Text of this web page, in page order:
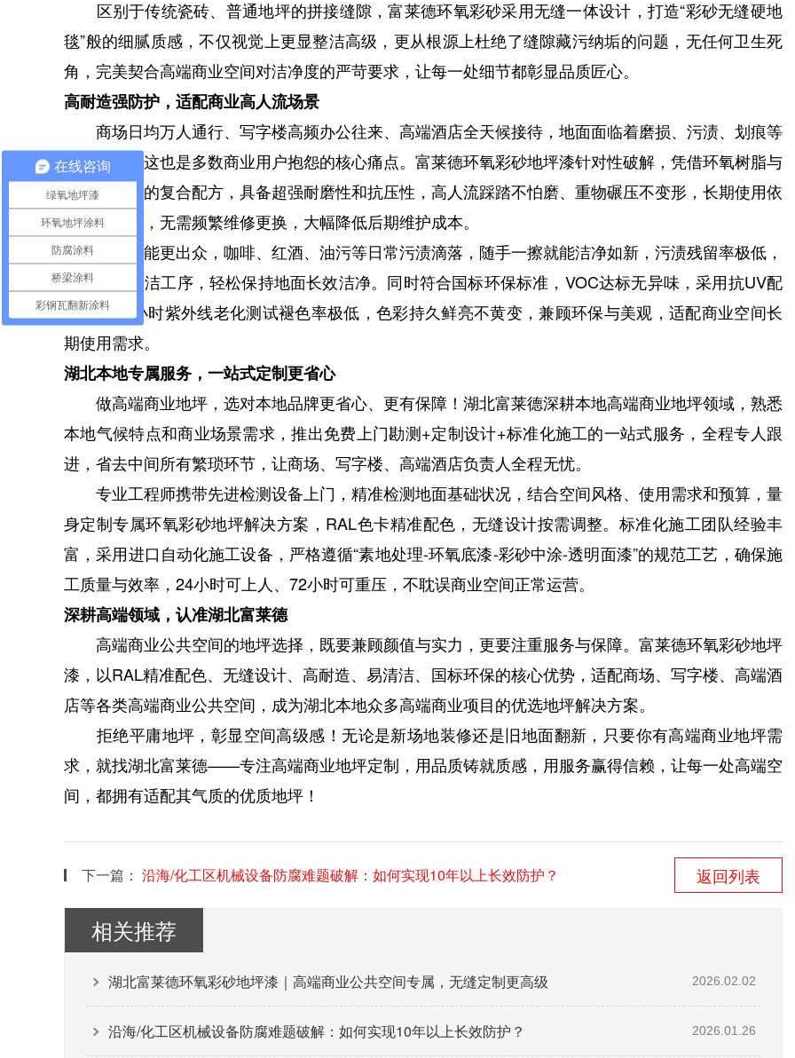
区别于传统瓷砖、普通地坪的拼接缝隙，富莱德环氧彩砂采用无缝一体设计，打造“彩砂无缝硬地
毯”般的细腻质感，不仅视觉上更显整洁高级，更从根源上杜绝了缝隙藏污纳垢的问题，无任何卫生死
角，完美契合高端商业空间对洁净度的严苛要求，让每一处细节都彰显品质匠心。
高耐造强防护，适配商业高人流场景
商场日均万人通行、写字楼高频办公往来、高端酒店全天候接待，地面面临着磨损、污渍、划痕等
多重考验，这也是多数商业用户抱怨的核心痛点。富莱德环氧彩砂地坪漆针对性破解，凭借环氧树脂与
彩色石英砂的复合配方，具备超强耐磨性和抗压性，高人流踩踏不怕磨、重物碾压不变形，长期使用依
旧平整光滑，无需频繁维修更换，大幅降低后期维护成本。
防污性能更出众，咖啡、红酒、油污等日常污渍滴落，随手一擦就能洁净如新，污渍残留率极低，
无需复杂清洁工序，轻松保持地面长效洁净。同时符合国标环保标准，VOC达标无异味，采用抗UV配
方，5000小时紫外线老化测试褪色率极低，色彩持久鲜亮不黄变，兼顾环保与美观，适配商业空间长
期使用需求。
湖北本地专属服务，一站式定制更省心
做高端商业地坪，选对本地品牌更省心、更有保障！湖北富莱德深耕本地高端商业地坪领域，熟悉
本地气候特点和商业场景需求，推出免费上门勘测+定制设计+标准化施工的一站式服务，全程专人跟
进，省去中间所有繁琐环节，让商场、写字楼、高端酒店负责人全程无忧。
专业工程师携带先进检测设备上门，精准检测地面基础状况，结合空间风格、使用需求和预算，量
身定制专属环氧彩砂地坪解决方案，RAL色卡精准配色，无缝设计按需调整。标准化施工团队经验丰
富，采用进口自动化施工设备，严格遵循“素地处理-环氧底漆-彩砂中涂-透明面漆”的规范工艺，确保施
工质量与效率，24小时可上人、72小时可重压，不耽误商业空间正常运营。
深耕高端领域，认准湖北富莱德
高端商业公共空间的地坪选择，既要兼顾颜值与实力，更要注重服务与保障。富莱德环氧彩砂地坪
漆，以RAL精准配色、无缝设计、高耐造、易清洁、国标环保的核心优势，适配商场、写字楼、高端酒
店等各类高端商业公共空间，成为湖北本地众多高端商业项目的优选地坪解决方案。
拒绝平庸地坪，彰显空间高级感！无论是新场地装修还是旧地面翻新，只要你有高端商业地坪需
求，就找湖北富莱德——专注高端商业地坪定制，用品质铸就质感，用服务赢得信赖，让每一处高端空
间，都拥有适配其气质的优质地坪！
下一篇： 沿海/化工区机械设备防腐难题破解：如何实现10年以上长效防护？ 返回列表
相关推荐
湖北富莱德环氧彩砂地坪漆｜高端商业公共空间专属，无缝定制更高级 2026.02.02
沿海/化工区机械设备防腐难题破解：如何实现10年以上长效防护？ 2026.01.26
在线咨询
绿氧地坪漆
环氧地坪涂料
防腐涂料
桥梁涂料
彩钢瓦翻新涂料